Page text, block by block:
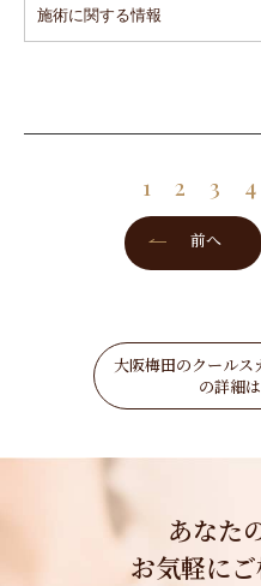
施術に関する情報
前へ
1 2 3 4
大阪梅田のクールス
の詳細
あなた
お気軽に